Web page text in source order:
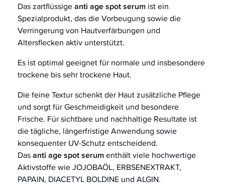
Das zartflüssigeanti age spot serum ist ein
Spezialprodukt, das die Vorbeugung sowie die
Verringerung von Hautverfärbungen und
Altersflecken aktiv unterstützt.
Es ist optimal geeignet für normale und insbesondere
trockene bis sehr trockene Haut.
Die feine Textur schenkt der Haut zusätzliche Pflege
und sorgt für Geschmeidigkeit und besondere
Frische. Für sichtbare und nachhaltige Resultate ist
die tägliche, längerfristige Anwendung sowie
konsequenter UV-Schutz entscheidend.
Dasanti age spot serumenthält viele hochwertige
Aktivstoffe wie JOJOBAÖL, ERBSENEXTRAKT,
PAPAIN, DIACETYL BOLDINE und ALGIN.